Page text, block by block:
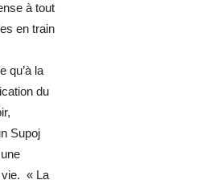
à tout
en train
qu’à la
du
Supoj
vie. « La